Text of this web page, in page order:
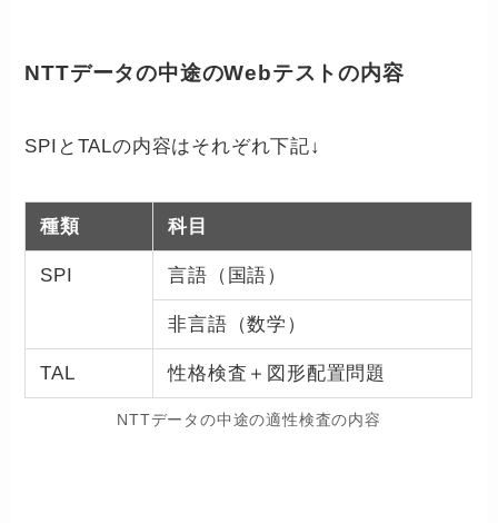
NTTデータの中途のWebテストの内容
SPIとTALの内容はそれぞれ下記↓
種類 科目
SPI 言語（国語）
非言語（数学）
TAL 性格検査＋図形配置問題
NTTデータの中途の適性検査の内容